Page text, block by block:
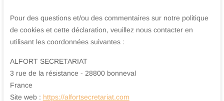
Pour des questions et/ou des commentaires sur notre politique
de cookies et cette déclaration, veuillez nous contacter en
utilisant les coordonnées suivantes :
ALFORT SECRETARIAT
3 rue de la résistance - 28800 bonneval
France
Site web : https://alfortsecretariat.com